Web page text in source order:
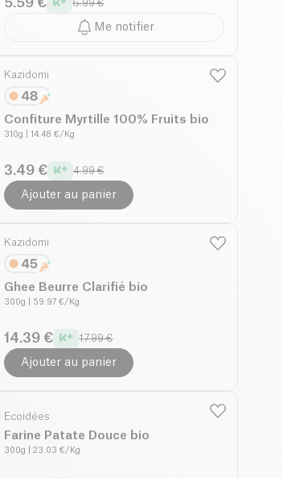
5.59 € 6.99 €
Me notifier
Kazidomi
Confiture Myrtille 100% Fruits bio
310g | 14.48 €/Kg
3.49 € 4.99 €
Ajouter au panier
Kazidomi
Ghee Beurre Clarifié bio
300g | 59.97 €/Kg
14.39 € 17.99 €
Ajouter au panier
Ecoidées
Farine Patate Douce bio
300g | 23.03 €/Kg